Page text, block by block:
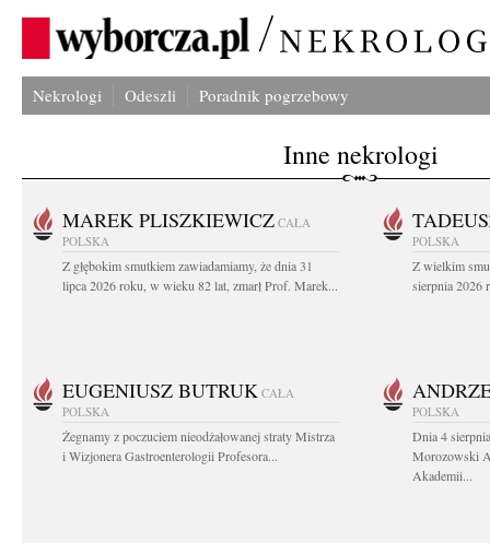
Nekrologi Odeszli Poradnik pogrzebowy
Inne nekrologi
MAREK PLISZKIEWICZ CAŁA
POLSKA
Z głębokim smutkiem zawiadamiamy, że dnia 31
lipca 2026 roku, w wieku 82 lat, zmarł Prof. Marek...
POLSKA
Z wielkim
sierpnia 2026
EUGENIUSZ BUTRUK CAŁA
POLSKA
Żegnamy z poczuciem nieodżałowanej straty Mistrza
i Wizjonera Gastroenterologii Profesora...
POLSKA
Dnia 4
Morozowski
Akademii...